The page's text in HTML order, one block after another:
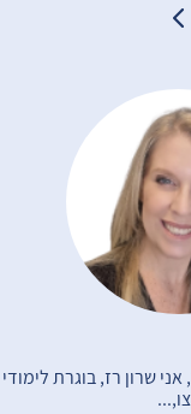
שרון רז, בוגרת לימודי